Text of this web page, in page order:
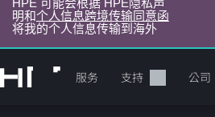
HPE 可能会根据 HPE隐私声
明和个人信息跨境传输同意函
将我的个人信息传输到海外
转
到
产品 服务 支持 公司